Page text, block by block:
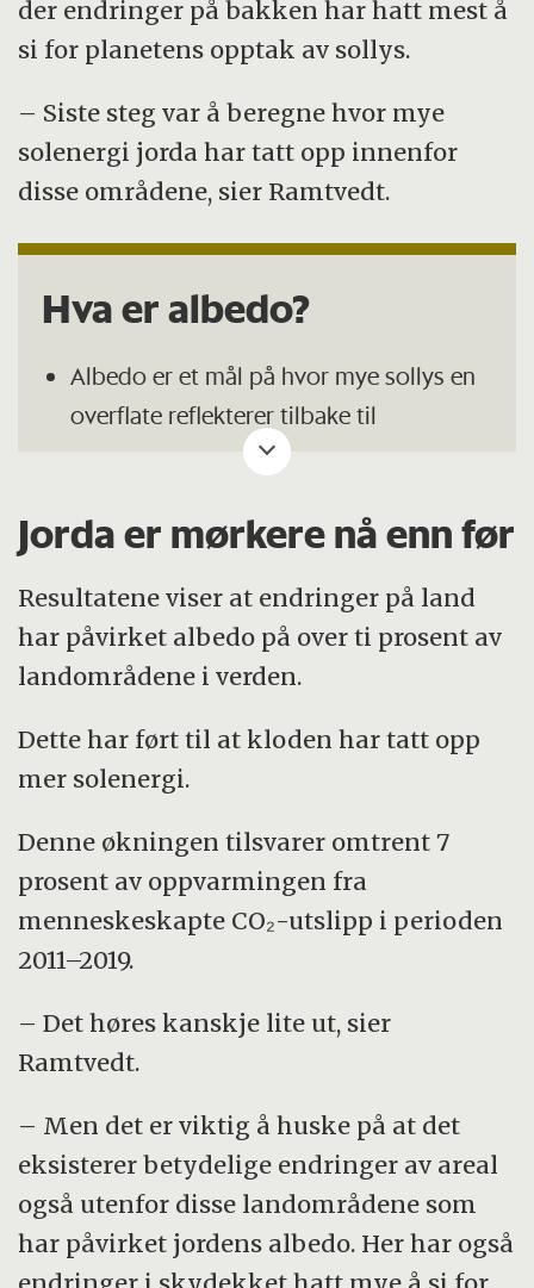
der endringer på bakken har hatt mest å
si for planetens opptak av sollys.
– Siste steg var å beregne hvor mye
solenergi jorda har tatt opp innenfor
disse områdene, sier Ramtvedt.
Hva er albedo?
Albedo er et mål på hvor mye sollys en
overflate reflekterer tilbake til
Verdien går fra 0 til 1 (eller 0–100
prosent), hvor 0 = all solstråling
absorberes (mørk overflate), og 1 = all
solstråling reflekteres (lys overflate).
reflekterer mye lys. Skog har middels
albedo. Hav og mørk jord har lav albedo
Høy albedo gir mindre oppvarming
(kjølende effekt).
(varmende effekt).
Jorda er mørkere nå enn før
Resultatene viser at endringer på land
har påvirket albedo på over ti prosent av
landområdene i verden.
Dette har ført til at kloden har tatt opp
mer solenergi.
Denne økningen tilsvarer omtrent 7
prosent av oppvarmingen fra
menneskeskapte CO₂-utslipp i perioden
2011–2019.
– Det høres kanskje lite ut, sier
Ramtvedt.
– Men det er viktig å huske på at det
eksisterer betydelige endringer av areal
også utenfor disse landområdene som
har påvirket jordens albedo. Her har også